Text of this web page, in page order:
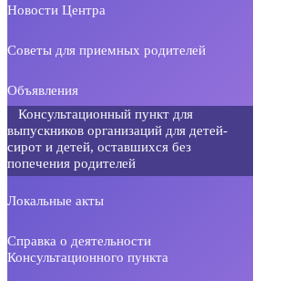
Новости Центра
Советы для приемных родителей
Объявления
Консультационный пункт для
выпускников организаций для детей-
сирот и детей, оставшихся без
попечения родителей
Локальные акты
Справка о деятельности
Консультационного пункта